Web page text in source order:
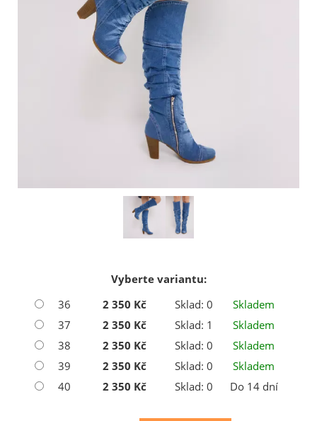
Vyberte variantu:
36
2 350 Kč Sklad: 0
Skladem
37
2 350 Kč Sklad: 1
Skladem
38
2 350 Kč Sklad: 0
Skladem
39
2 350 Kč Sklad: 0
Skladem
40
2 350 Kč Sklad: 0 Do 14 dní